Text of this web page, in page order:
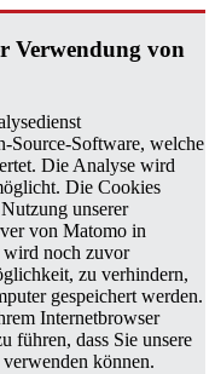
Ver­wen­dung von
Source-Software, welche
Die Analyse wird
Die Cookies
unserer
von Matomo in
wird noch zuvor
zu verhindern,
gespeichert werden.
Internetbrowser
führen, dass Sie unsere
können.